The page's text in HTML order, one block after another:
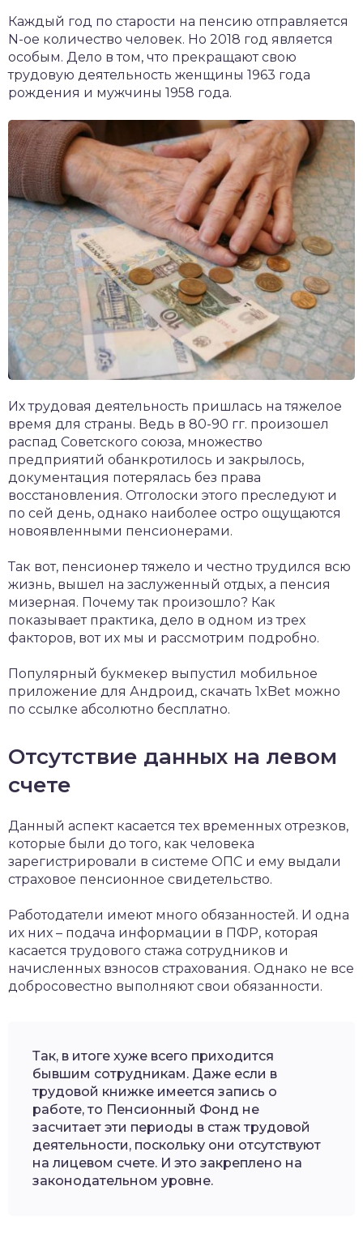
Каждый год по старости на пенсию отправляется
N-ое количество человек. Но 2018 год является
особым. Дело в том, что прекращают свою
трудовую деятельность женщины 1963 года
рождения и мужчины 1958 года.
Их трудовая деятельность пришлась на тяжелое
время для страны. Ведь в 80-90 гг. произошел
распад Советского союза, множество
предприятий обанкротилось и закрылось,
документация потерялась без права
восстановления. Отголоски этого преследуют и
по сей день, однако наиболее остро ощущаются
новоявленными пенсионерами.
Так вот, пенсионер тяжело и честно трудился всю
жизнь, вышел на заслуженный отдых, а пенсия
мизерная. Почему так произошло? Как
показывает практика, дело в одном из трех
факторов, вот их мы и рассмотрим подробно.
Популярный букмекер выпустил мобильное
приложение для Андроид, скачать 1xBet можно
по ссылке абсолютно бесплатно.
Отсутствие данных на левом
счете
Данный аспект касается тех временных отрезков,
которые были до того, как человека
зарегистрировали в системе ОПС и ему выдали
страховое пенсионное свидетельство.
Работодатели имеют много обязанностей. И одна
их них – подача информации в ПФР, которая
касается трудового стажа сотрудников и
начисленных взносов страхования. Однако не все
добросовестно выполняют свои обязанности.
Так, в итоге хуже всего приходится
бывшим сотрудникам. Даже если в
трудовой книжке имеется запись о
работе, то Пенсионный Фонд не
засчитает эти периоды в стаж трудовой
деятельности, поскольку они отсутствуют
на лицевом счете. И это закреплено на
законодательном уровне.
крыши и кровли
и уход